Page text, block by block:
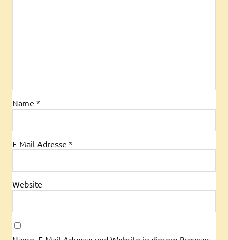
Name *
E-Mail-Adresse *
Website